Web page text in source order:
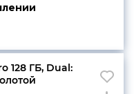
128 ГБ, Dual: